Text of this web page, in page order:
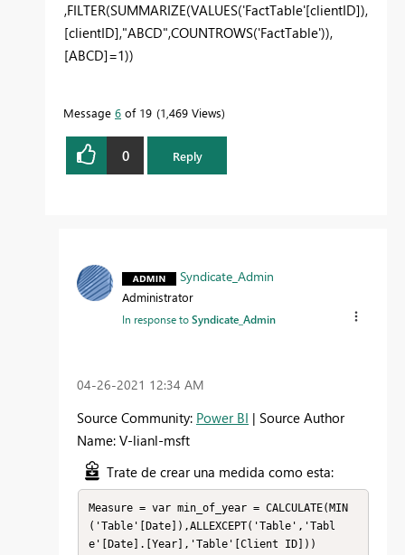
,FILTER(SUMMARIZE(VALUES('FactTable'[clientID]),
[clientID],"ABCD",COUNTROWS('FactTable')),
[ABCD]=1))
Message 6 of 19 1,469 Views
0 Reply
Syndicate_Admin
Administrator
In response toSyndicate_Admin
‎04-26-2021 12:34 AM
Source Community: Power BI | Source Author
Name: V-lianl-msft
Trate de crear una medida como esta:
Measure = var min_of_year = CALCULATE(MIN
('Table'[Date]),ALLEXCEPT('Table','Tabl
e'[Date].[Year],'Table'[Client ID]))